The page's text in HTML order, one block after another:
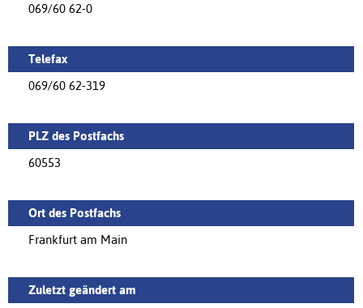
069/60 62-0
Telefax
069/60 62-319
PLZ des Postfachs
60553
Ort des Postfachs
Frankfurt am Main
Zuletzt geändert am